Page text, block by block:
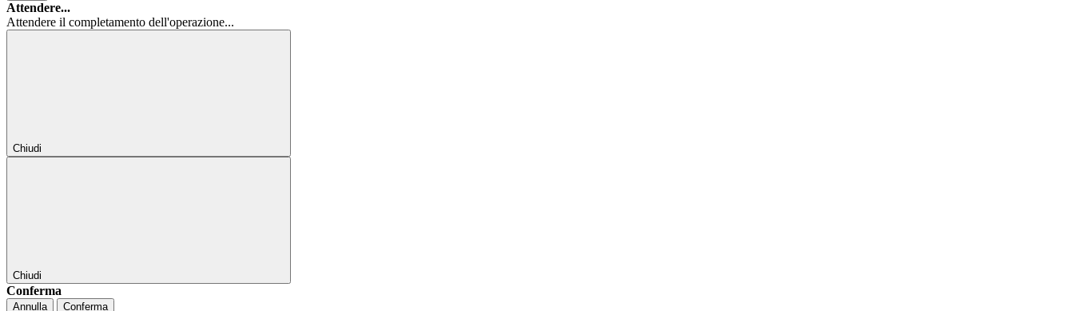
Attendere...
Attendere il completamento dell'operazione...
Chiudi
Chiudi
Conferma
Annulla Conferma